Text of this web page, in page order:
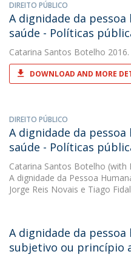
DIREITO PÚBLICO
A dignidade da
saúde - Políticas
Catarina Santos Botelho
DOWNLOAD AND MORE
DIREITO PÚBLICO
A dignidade da
saúde - Políticas
Catarina Santos Botelho (with
A dignidade da Pessoa
Jorge Reis Novais e Tiago
A dignidade da
subjetivo ou princípio